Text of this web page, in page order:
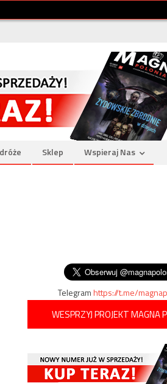
Sklep Wspieraj Nas
Telegramhttps://t.me/
WESPRZYJ PROJEKT MAGNA